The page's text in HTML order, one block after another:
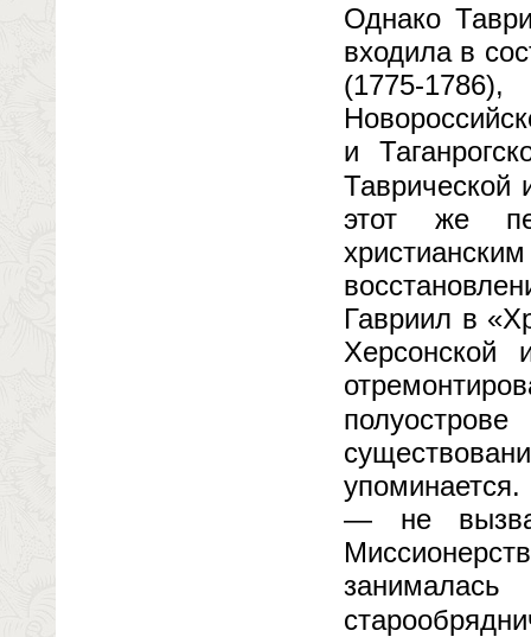
Однако
входила в
(1775-1786),
и
Таврической
этот же
Гавриил в
Херсонской
— не